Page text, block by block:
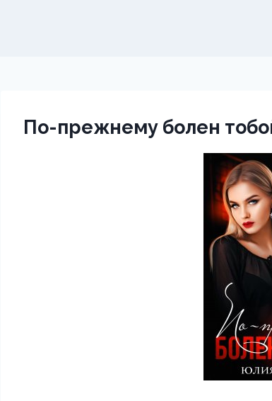
По-прежнему болен